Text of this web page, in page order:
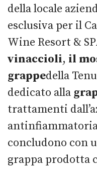
della locale
esclusiva per il
Wine Resort &
vinaccioli, il
grappedella
dedicato alla
trattamenti
concludono con
grappa prodotta